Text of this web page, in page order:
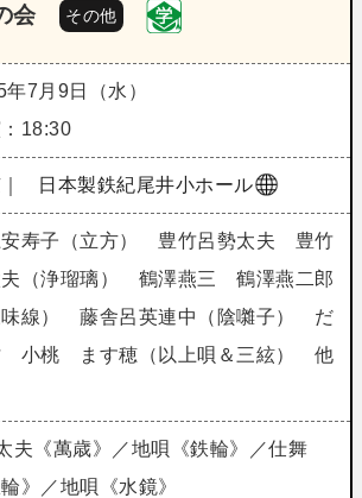
会 その他
年7月9日（水）
18:30
日本製鉄紀尾井小ホール
安寿子（立方） 豊竹呂勢太夫 豊竹
夫（浄瑠璃） 鶴澤燕三 鶴澤燕二郎
味線） 藤舎呂英連中（陰囃子） だ
小桃 ます穂（以上唄＆三絃） 他
夫《萬歳》／地唄《鉄輪》／仕舞
輪》／地唄《水鏡》